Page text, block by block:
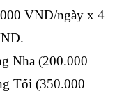
VNĐ/ngày x 4
Nha (200.000
Tối (350.000